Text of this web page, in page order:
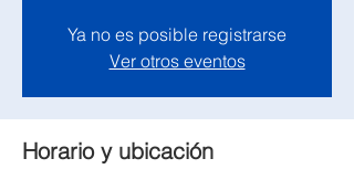
Ya no es posible registrarse
Ver otros eventos
Horario y ubicación